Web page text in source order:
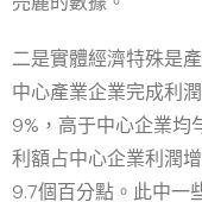
二是實體經濟特殊是
中心產業企業完成利
9%，高于中心企業均
利額占中心企業利潤
9.7個百分點。此中一